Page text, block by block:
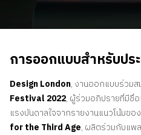
คําถามที่พบบ่อย
การออกแบบสำหรับปร
Design London, งานออกแบบร่วมส
Festival 2022, ผู้ร่วมอภิปรายที่มีชื่
แรงบันดาลใจจากรายงานแนวโน้มขอ
for the Third Age, ผลิตร่วมกับแพ